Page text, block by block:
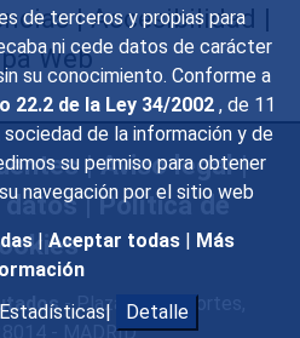
de terceros y propias para
ni cede datos de carácter
su conocimiento. Conforme a
22.2 de la Ley 34/2002 , de 11
de la información y de
su permiso para obtener
navegación por el sitio web
| Aceptar todas | Más
Estadísticas| Detalle
|Accesibilidad |
Web
|Aviso legal|
datos|Política de
- Plaza de las Cortes,
- MADRID